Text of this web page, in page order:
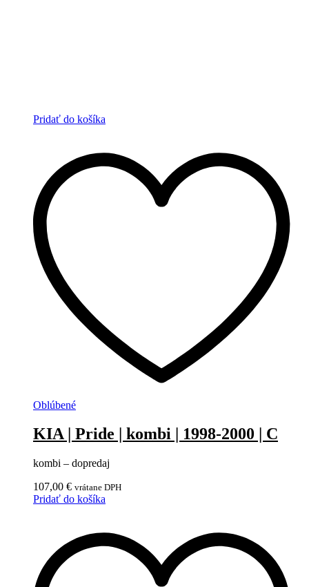
Pridať do košíka
Oblúbené
KIA | Pride | kombi | 1998-2000 | C
kombi – dopredaj
107,00 € vrátane DPH
Pridať do košíka